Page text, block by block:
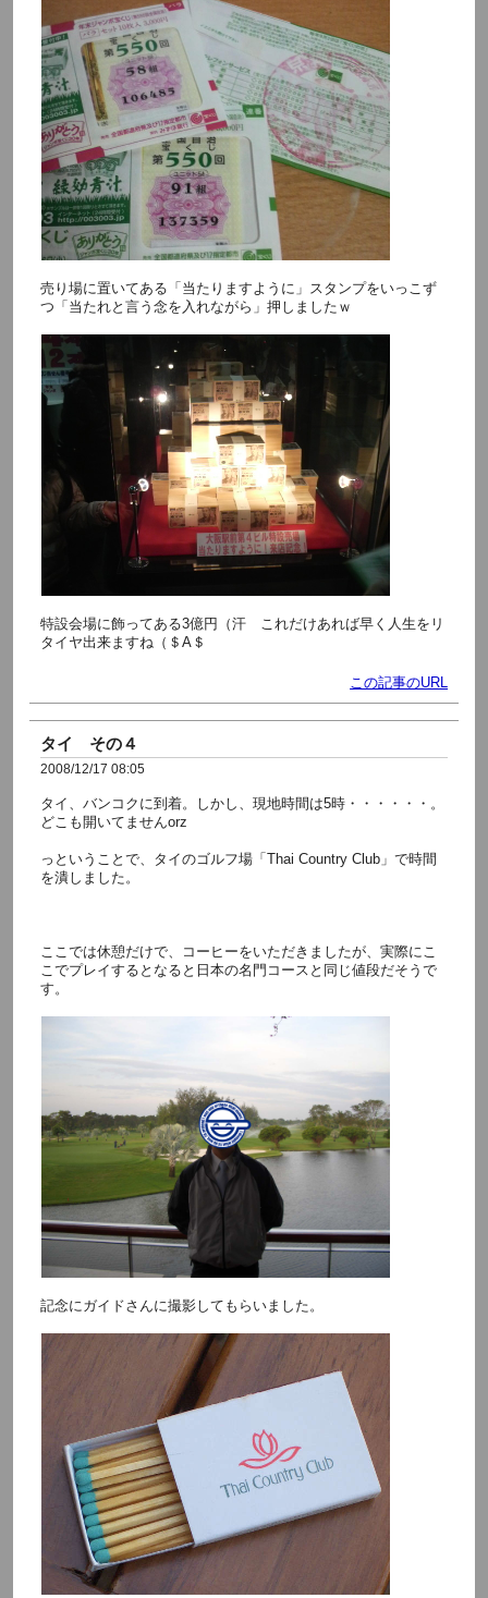
売り場に置いてある「当たりますように」スタンプをいっこず
つ「当たれと言う念を入れながら」押しましたｗ
特設会場に飾ってある3億円（汗 これだけあれば早く人生をリ
タイヤ出来ますね（＄Α＄
この記事のURL
タイ その４
2008/12/17 08:05
タイ、バンコクに到着。しかし、現地時間は5時・・・・・・。
どこも開いてませんorz
っということで、タイのゴルフ場「Thai Country Club」で時間
を潰しました。
ここでは休憩だけで、コーヒーをいただきましたが、実際にこ
こでプレイするとなると日本の名門コースと同じ値段だそうで
す。
記念にガイドさんに撮影してもらいました。